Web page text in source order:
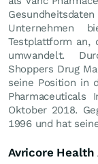
Unternehmen
Testplattform an,
umwandelt.
Shoppers Drug
seine Position in
Oktober 2018.
1996 und hat
Avricore